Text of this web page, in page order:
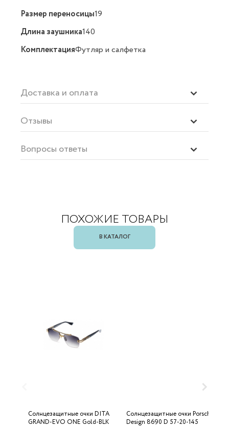
Размер переносицы19
Длина заушника140
КомплектацияФутляр и салфетка
Доставка и оплата
Отзывы
Вопросы ответы
ПОХОЖИЕ ТОВАРЫ
В КАТАЛОГ
Солнцезащитные очки DITA
GRAND-EVO ONE Gold-BLK
Солнцезащитные очки Porsche
Design 8690 D 57-20-145